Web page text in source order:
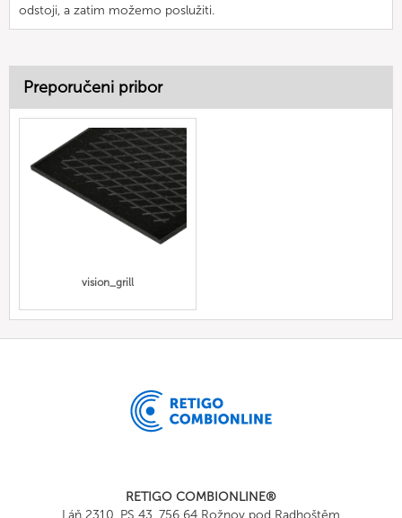
odstoji, a zatim možemo poslužiti.
Preporučeni pribor
vision_grill
RETIGO COMBIONLINE®
Láň 2310, PS 43, 756 64 Rožnov pod Radhoštěm